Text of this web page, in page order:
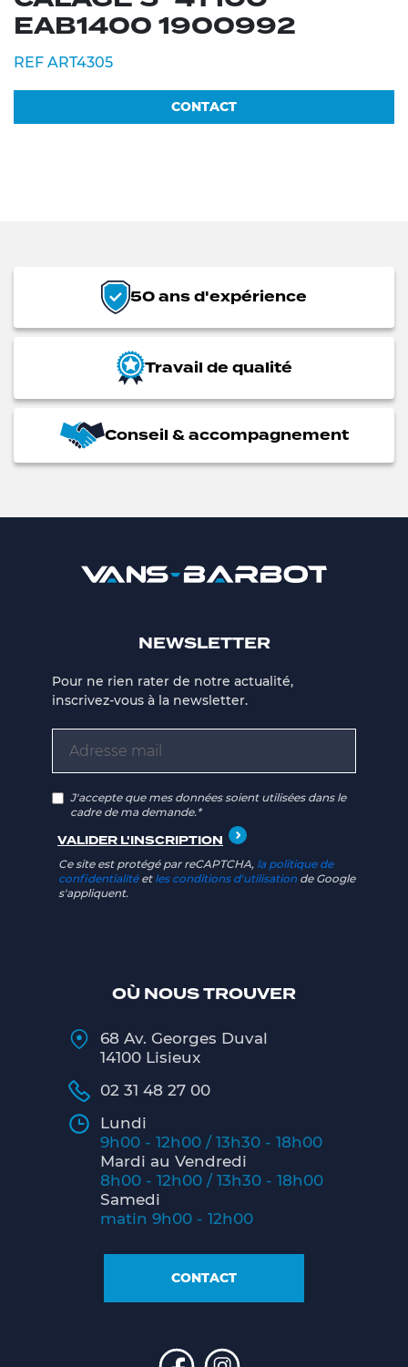
EAB1400 1900992
REF ART4305
CONTACT
50 ans d'expérience
Travail de qualité
Conseil & accompagnement
OÙ NOUS TROUVER
68 Av. Georges Duval
14100 Lisieux
02 31 48 27 00
Lundi
9h00 - 12h00 / 13h30 - 18h00
Mardi au Vendredi
8h00 - 12h00 / 13h30 - 18h00
Samedi
matin 9h00 - 12h00
CONTACT
NEWSLETTER
Pour ne rien rater de notre actualité,
inscrivez-vous à la newsletter.
J'accepte que mes données soient utilisées dans le
cadre de ma demande.*
Ce site est protégé par reCAPTCHA, la politique de
confidentialitéet les conditions d'utilisation de Google
s'appliquent.